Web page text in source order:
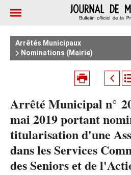
Arrêtés Municipaux
Nominations (Mairie)
Arrêté Municipal n°
mai 2019 portant
titularisation d'une
dans les Services
des Seniors et de